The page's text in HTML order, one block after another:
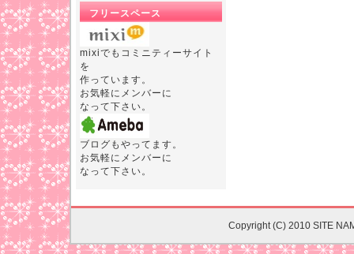
フリースペース
mixiでもコミニティーサイト
を
作っています。
お気軽にメンバーに
なって下さい。
ブログもやってます。
お気軽にメンバーに
なって下さい。
Copyright (C) 2010 SITE